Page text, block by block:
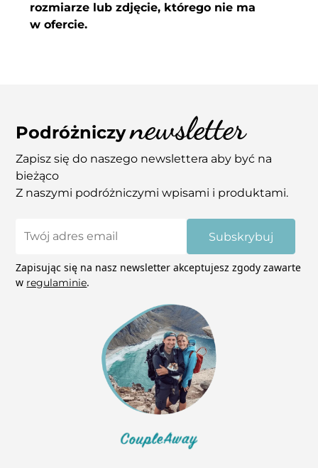
Jeśli zamówione wydruki będą uszkodzone
rozmiarze lub zdjęcie, którego nie ma
w ofercie.
się z nami mailowo – pomożemy! Niektóre
zdjęcia mają możliwość wydruku na płótnie.
Podróżniczynewsletter
Zapisz się do naszego newslettera aby być na
bieżąco
Z naszymi podróżniczymi wpisami i produktami.
Subskrybuj
Zapisując się na nasz newsletter akceptujesz zgody zawarte
w regulaminie.